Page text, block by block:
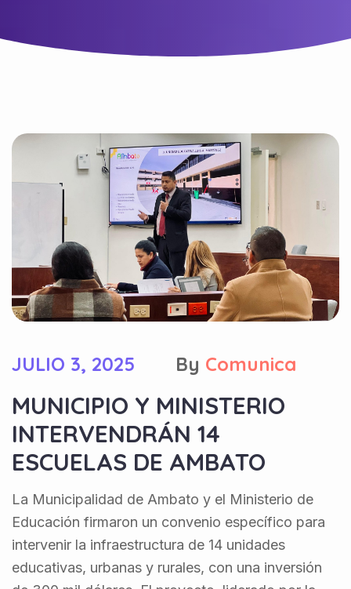
JULIO 3, 2025 By Comunica
MUNICIPIO Y MINISTERIO
INTERVENDRÁN 14
ESCUELAS DE AMBATO
La Municipalidad de Ambato y el Ministerio de
Educación firmaron un convenio específico para
intervenir la infraestructura de 14 unidades
educativas, urbanas y rurales, con una inversión